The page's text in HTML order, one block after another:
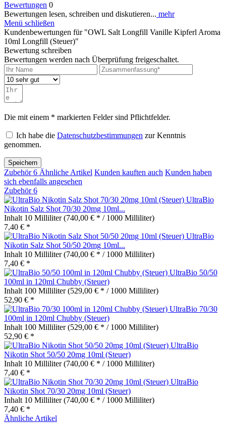
Bewertungen 0
Bewertungen lesen, schreiben und diskutieren... mehr
Menü schließen
Kundenbewertungen für "OWL Salt Longfill Vanille Kipferl Aroma
10ml Longfill (Steuer)"
Bewertung schreiben
Bewertungen werden nach Überprüfung freigeschaltet.
Die mit einem * markierten Felder sind Pflichtfelder.
Ich habe die Datenschutzbestimmungen zur Kenntnis
genommen.
Speichern
Zubehör6 Ähnliche Artikel Kunden kauften auch Kunden haben
sich ebenfalls angesehen
Zubehör6
UltraBio
Nikotin Salz Shot 70/30 20mg 10ml...
Inhalt 10 Milliliter(740,00 € * / 1000 Milliliter)
7,40 € *
UltraBio
Nikotin Salz Shot 50/50 20mg 10ml...
Inhalt 10 Milliliter(740,00 € * / 1000 Milliliter)
7,40 € *
UltraBio 50/50
100ml in 120ml Chubby (Steuer)
Inhalt 100 Milliliter(529,00 € * / 1000 Milliliter)
52,90 € *
UltraBio 70/30
100ml in 120ml Chubby (Steuer)
Inhalt 100 Milliliter(529,00 € * / 1000 Milliliter)
52,90 € *
UltraBio
Nikotin Shot 50/50 20mg 10ml (Steuer)
Inhalt 10 Milliliter(740,00 € * / 1000 Milliliter)
7,40 € *
UltraBio
Nikotin Shot 70/30 20mg 10ml (Steuer)
Inhalt 10 Milliliter(740,00 € * / 1000 Milliliter)
7,40 € *
Ähnliche Artikel